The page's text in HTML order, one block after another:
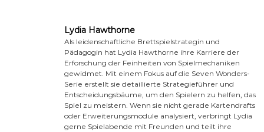
Lydia Hawthorne
Als leidenschaftliche Brettspielstrategin und
Pädagogin hat Lydia Hawthorne ihre Karriere der
Erforschung der Feinheiten von Spielmechaniken
gewidmet. Mit einem Fokus auf die Seven Wonders-
Serie erstellt sie detaillierte Strategieführer und
Entscheidungsbäume, um den Spielern zu helfen, das
Spiel zu meistern. Wenn sie nicht gerade Kartendrafts
oder Erweiterungsmodule analysiert, verbringt Lydia
gerne Spielabende mit Freunden und teilt ihre